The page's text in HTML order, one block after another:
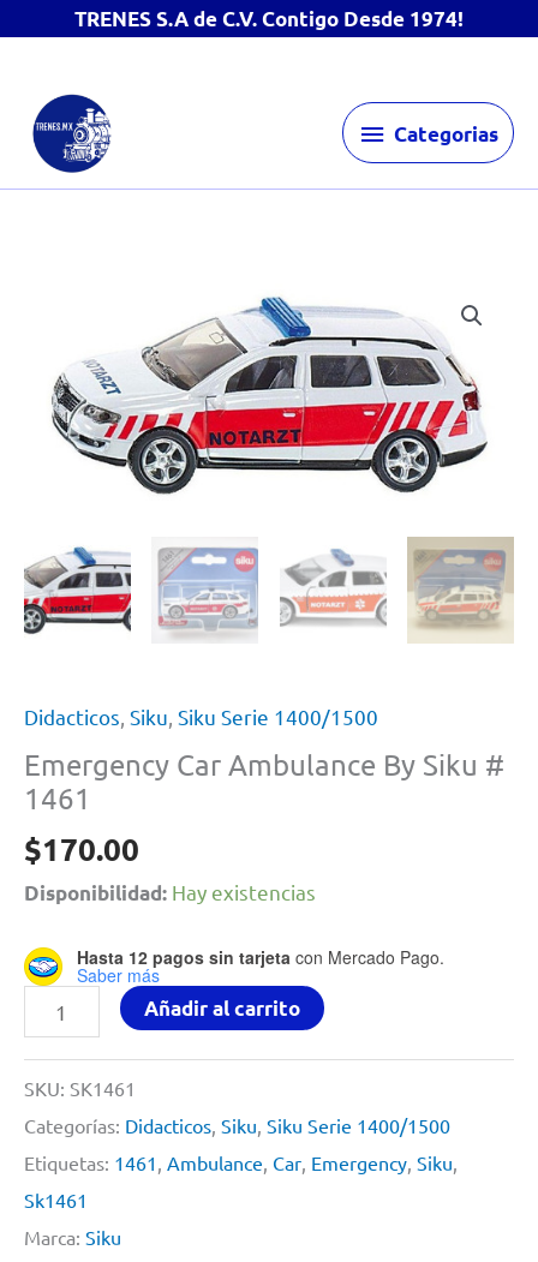
TRENES S.A de C.V. Contigo Desde 1974!
contenido
Categorias
Categorias
Didacticos, Siku, Siku Serie 1400/1500
Emergency Car Ambulance By Siku #
1461
$170.00
Disponibilidad: Hay existencias
Hasta 12 pagos sin tarjeta con Mercado Pago.
Saber más
Emergency
Car
Ambulance
By
Siku
#
1461
Añadir al carrito
SKU: SK1461
Categorías: Didacticos Siku Siku Serie 1400/1500
Etiquetas: 1461 Ambulance Car Emergency Siku
Sk1461
Marca: Siku